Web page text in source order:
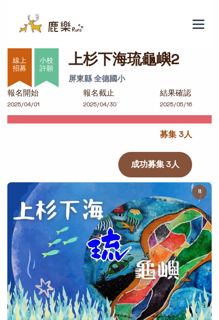
上杉下海琉龜嶼2
小校
許願
上杉下海琉龜嶼2
屏東縣 全德國小
報名開始
2025/04/01
報名截止
2025/04/30
結果確認
2025/05/16
募集 3人
成功募集 3人
⏸